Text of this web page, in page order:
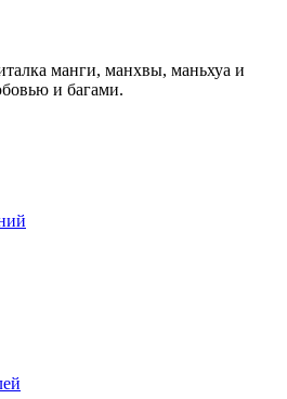
манги, манхвы, маньхуа и
и багами.